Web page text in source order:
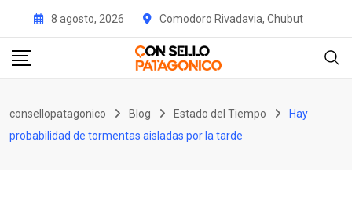
content
8 agosto, 2026 Comodoro Rivadavia, Chubut
consellopatagonico Blog Estado del Tiempo
Hay
probabilidad de tormentas aisladas por la tarde